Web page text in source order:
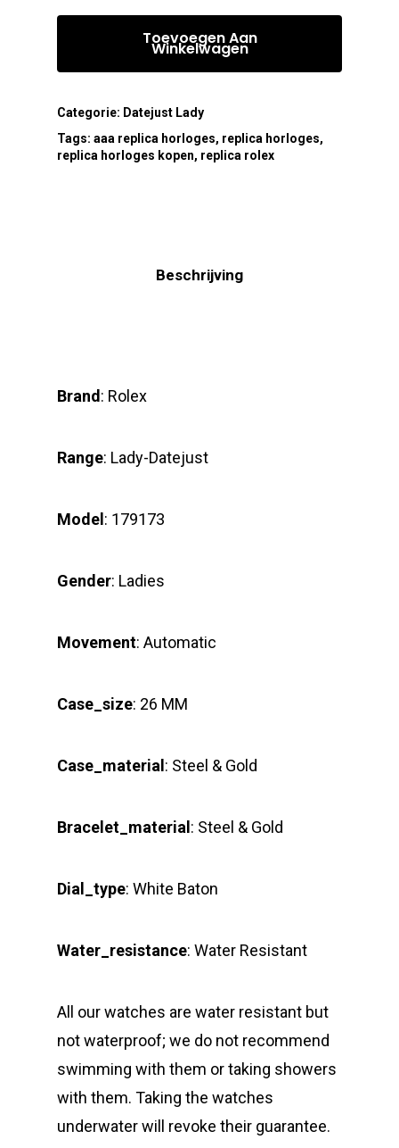
Toevoegen Aan
Winkelwagen
Categorie: Datejust Lady
Tags: aaa replica horloges, replica horloges,
replica horloges kopen, replica rolex
Beschrijving
Brand : Rolex
Range: Lady-Datejust
Model : 179173
Gender: Ladies
Movement: Automatic
Case_size: 26 MM
Case_material : Steel & Gold
Bracelet_material : Steel & Gold
Dial_type: White Baton
Water_resistance: Water Resistant
All our watches are water resistant but
not waterproof; we do not recommend
swimming with them or taking showers
with them. Taking the watches
underwater will revoke their guarantee.